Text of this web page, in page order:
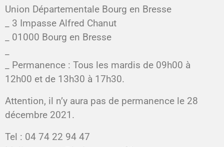
Union Départementale Bourg en Bresse
_ 3 Impasse Alfred Chanut
_ 01000 Bourg en Bresse
_ Permanence : Tous les mardis de 09h00 à
12h00 et de 13h30 à 17h30.
Attention, il n’y aura pas de permanence le 28
décembre 2021.
Tel : 04 74 22 94 47